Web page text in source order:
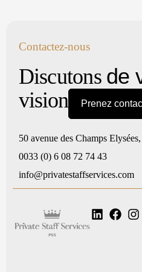
Contactez-nous
Discutons de
vision Prenez
50 avenue des Champs
0033 (0) 6 08 72 74 43
info@privatestaffservices.com